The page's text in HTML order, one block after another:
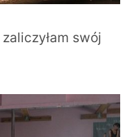
zaliczyłam swój